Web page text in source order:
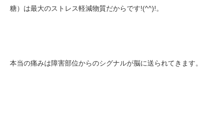
糖）は最大のストレス軽減物質だからです!(^^)!。
本当の痛みは障害部位からのシグナルが脳に送られてきます。